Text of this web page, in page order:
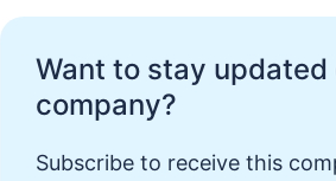
Want to stay
company?
Subscribe to receive this